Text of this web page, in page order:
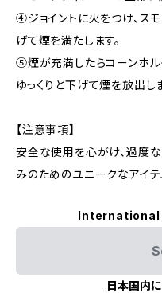
④ジョイントに火をつけ、ス
げて煙を満たします。
⑤煙が充満したらコーンホル
ゆっくりと下げて煙を放出し
【注意事項】
安全な使用を心がけ、過度
みのためのユニークなアイテ
International
日本国内